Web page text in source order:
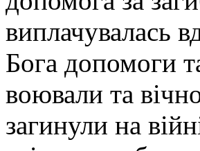
виплачувалась
Бога допомоги
воювали та
загинули на